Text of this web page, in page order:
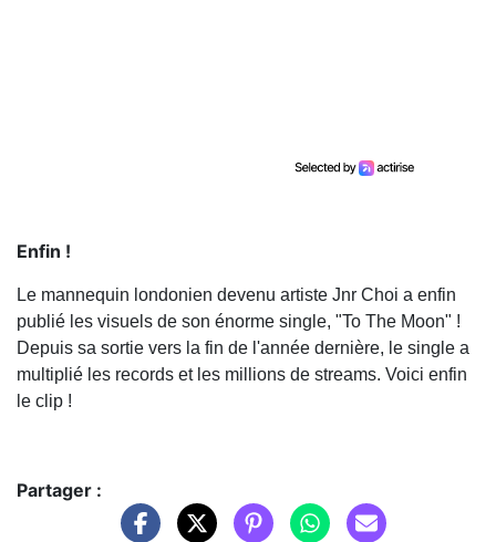
Enfin !
Le mannequin londonien devenu artiste Jnr Choi a enfin
publié les visuels de son énorme single, "To The Moon" !
Depuis sa sortie vers la fin de l'année dernière, le single a
multiplié les records et les millions de streams. Voici enfin
le clip !
Partager :